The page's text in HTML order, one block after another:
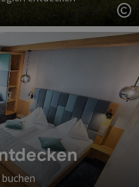
buchen